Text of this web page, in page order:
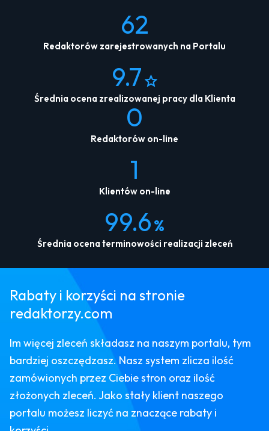
62
Redaktorów zarejestrowanych na Portalu
9.7
Średnia ocena zrealizowanej pracy dla Klienta
0
Redaktorów on-line
1
Klientów on-line
99.6%
Średnia ocena terminowości realizacji zleceń
Rabaty i korzyści na stronie
redaktorzy.com
Im więcej zleceń składasz na naszym portalu, tym
bardziej oszczędzasz. Nasz system zlicza ilość
zamówionych przez Ciebie stron oraz ilość
złożonych zleceń. Jako stały klient naszego
portalu możesz liczyć na znaczące rabaty i